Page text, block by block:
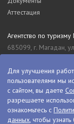
Аттестация
Агентство по
685099, г. Магадан,
8 (4132) 61-76-67
Туристский
685000, г. Магадан,
visitkolyma@mail.ru
+7 (4132) 60-70-11
Для улучшения
пользователями мы
с сайтом, вы даете
разрешаете
ознакомьтесь с
данных, чтобы